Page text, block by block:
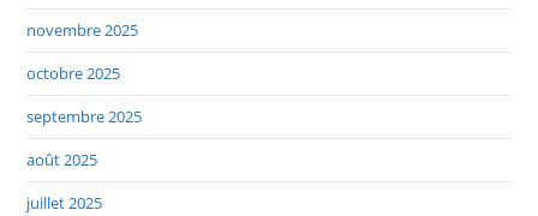
novembre 2025
octobre 2025
septembre 2025
août 2025
juillet 2025